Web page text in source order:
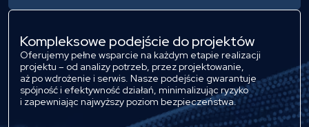
Kompleksowe podejście do projektów
Oferujemy pełne wsparcie na każdym etapie realizacji
projektu – od analizy potrzeb, przez projektowanie,
aż po wdrożenie i serwis. Nasze podejście gwarantuje
spójność i efektywność działań, minimalizując ryzyko
i zapewniając najwyższy poziom bezpieczeństwa.